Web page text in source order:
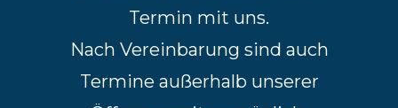
Termin mit uns.
Nach Vereinbarung sind auch
Termine außerhalb unserer